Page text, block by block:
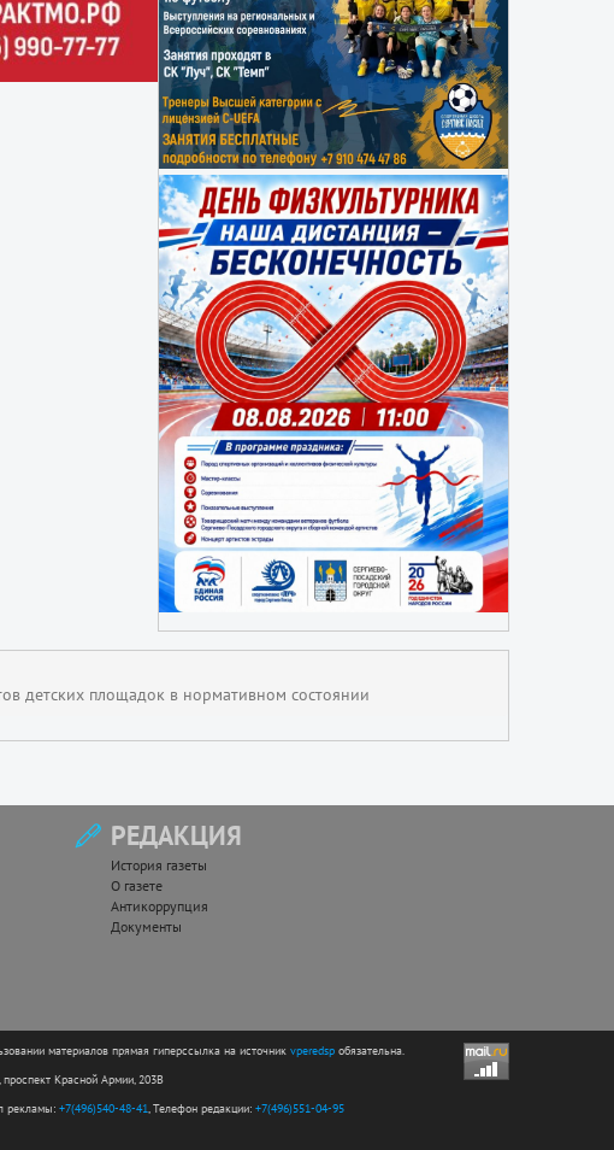
детских площадок в нормативном состоянии
РЕДАКЦИЯ
История газеты
О газете
Антикоррупция
Документы
материалов прямая гиперссылка на источник vperedsp обязательна.
Красной Армии, 203В
рекламы: +7(496)540-48-41, Телефон редакции: +7(496)551-04-95